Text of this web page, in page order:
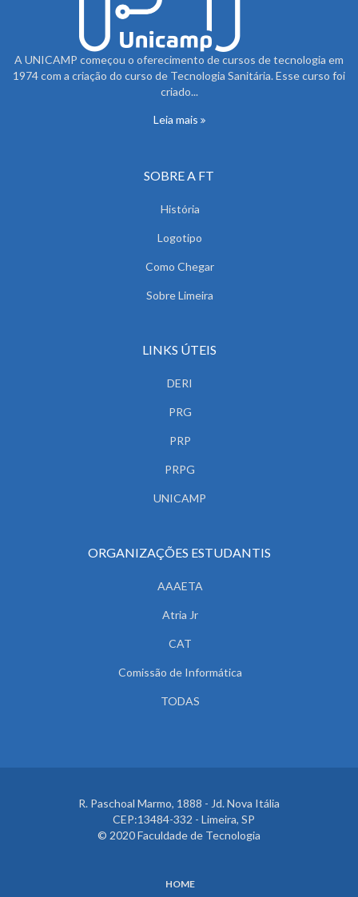
A UNICAMP começou o oferecimento de cursos de tecnologia em
1974 com a criação do curso de Tecnologia Sanitária. Esse curso foi
criado...
Leia mais
SOBRE A FT
História
Logotipo
Como Chegar
Sobre Limeira
LINKS ÚTEIS
DERI
PRG
PRP
PRPG
UNICAMP
ORGANIZAÇÕES ESTUDANTIS
AAAETA
Atria Jr
CAT
Comissão de Informática
TODAS
R. Paschoal Marmo, 1888 - Jd. Nova Itália
CEP:13484-332 - Limeira, SP
© 2020 Faculdade de Tecnologia
HOME